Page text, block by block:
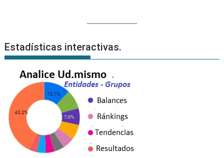
Estadísticas interactivas.